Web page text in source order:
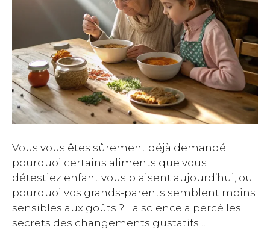
Vous vous êtes sûrement déjà demandé
pourquoi certains aliments que vous
détestiez enfant vous plaisent aujourd’hui, ou
pourquoi vos grands-parents semblent moins
sensibles aux goûts ? La science a percé les
secrets des changements gustatifs …